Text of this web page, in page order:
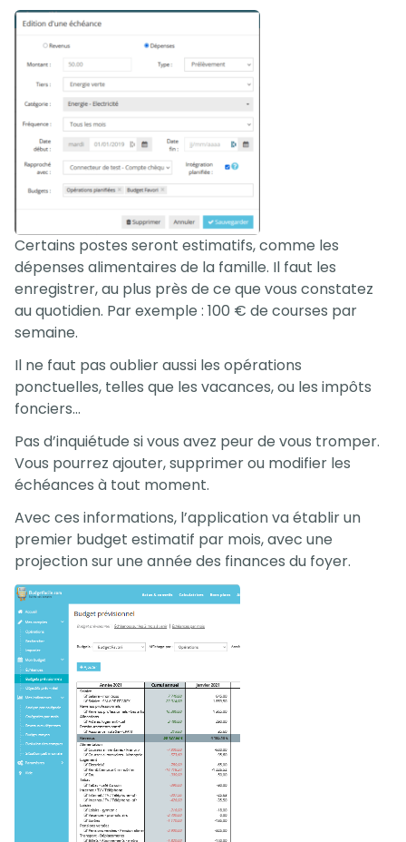
Certains postes seront estimatifs, comme les
dépenses alimentaires de la famille. Il faut les
enregistrer, au plus près de ce que vous constatez
au quotidien. Par exemple : 100 € de courses par
semaine.
Il ne faut pas oublier aussi les opérations
ponctuelles, telles que les vacances, ou les impôts
fonciers…
Pas d’inquiétude si vous avez peur de vous tromper.
Vous pourrez ajouter, supprimer ou modifier les
échéances à tout moment.
Avec ces informations, l’application va établir un
premier budget estimatif par mois, avec une
projection sur une année des finances du foyer.